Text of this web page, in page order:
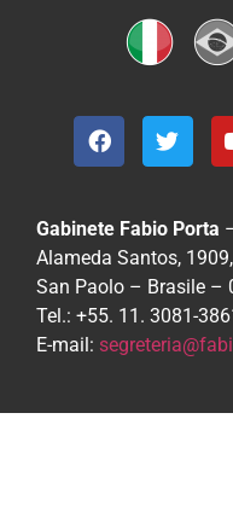
Gabinete Fabio Porta
Alameda Santos,
San Paolo – Brasile –
Tel.: +55. 11. 3081-
E-mail: